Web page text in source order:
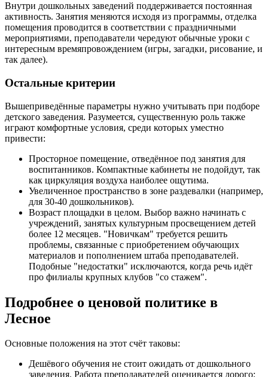
Внутри дошкольных заведений поддерживается постоянная
активность. Занятия меняются исходя из программы, отделка
помещения проводится в соответствии с праздничными
мероприятиями, преподаватели чередуют обычные уроки с
интересным времяпровождением (игры, загадки, рисование, и
так далее).
Остальные критерии
Вышеприведённые параметры нужно учитывать при подборе
детского заведения. Разумеется, существенную роль также
играют комфортные условия, среди которых уместно
привести:
Просторное помещение, отведённое под занятия для
воспитанников. Компактные кабинеты не подойдут, так
как циркуляция воздуха наиболее ощутима.
Увеличенное пространство в зоне раздевалки (например,
для 30-40 дошкольников).
Возраст площадки в целом. Выбор важно начинать с
учреждений, занятых культурным просвещением детей
более 12 месяцев. "Новичкам" требуется решить
проблемы, связанные с приобретением обучающих
материалов и пополнением штаба преподавателей.
Подобные "недостатки" исключаются, когда речь идёт
про филиалы крупных клубов "со стажем".
Подробнее о ценовой политике в
Лесное
Основные положения на этот счёт таковы:
Дешёвого обучения не стоит ожидать от дошкольного
заведения. Работа преподавателей оценивается дорого;